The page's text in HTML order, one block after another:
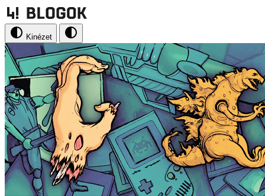
Kinézet